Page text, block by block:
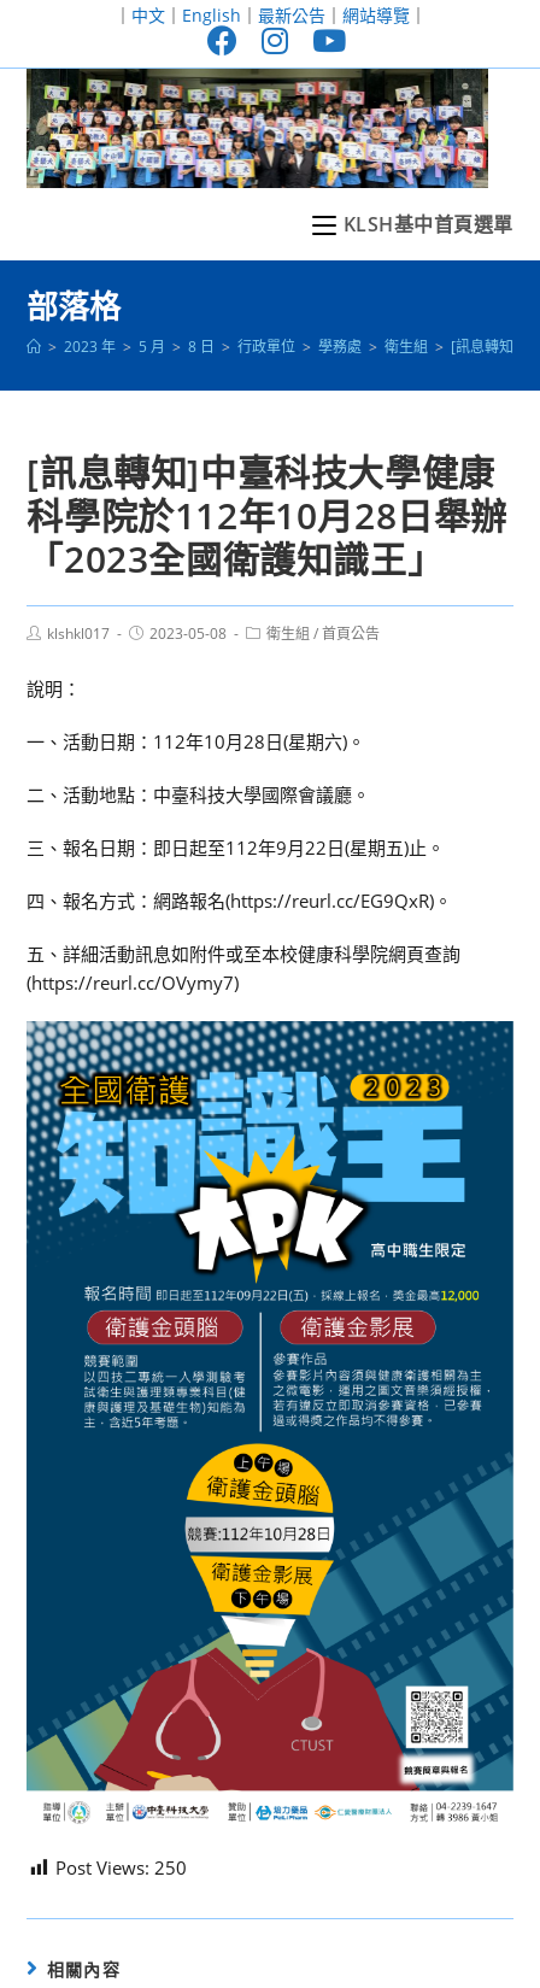
至
｜ 中文｜ English ｜ 最新公告｜ 網站導覽｜
KLSH基中首頁選單
部落格
> 2023 年 > 5 月 > 8 日 > 行政單位 > 學務處 > 衛生組 > [訊息轉知]中
[訊息轉知]中臺科技大學健康
科學院於112年10月28日舉辦
「2023全國衛護知識王」
Postklshkl017
Post2023-05-08
Post衛生組 / 首頁公告
說明：
一、活動日期：112年10月28日(星期六)。
二、活動地點：中臺科技大學國際會議廳。
三、報名日期：即日起至112年9月22日(星期五)止。
四、報名方式：網路報名(https://reurl.cc/EG9QxR)。
五、詳細活動訊息如附件或至本校健康科學院網頁查詢
(https://reurl.cc/OVymy7)
Post Views: 250
相關內容